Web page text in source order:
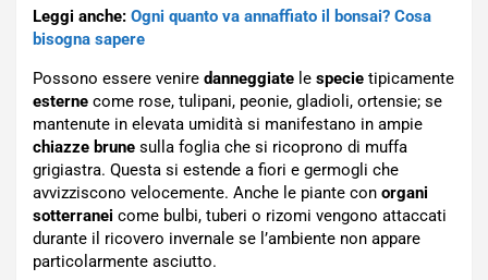
Leggi anche: Ogni quanto va annaffiato il bonsai? Cosa
bisogna sapere
Possono essere venire danneggiate le specie tipicamente
esterne come rose, tulipani, peonie, gladioli, ortensie; se
mantenute in elevata umidità si manifestano in ampie
chiazze brune sulla foglia che si ricoprono di muffa
grigiastra. Questa si estende a fiori e germogli che
avvizziscono velocemente. Anche le piante con organi
sotterranei come bulbi, tuberi o rizomi vengono attaccati
durante il ricovero invernale se l’ambiente non appare
particolarmente asciutto.